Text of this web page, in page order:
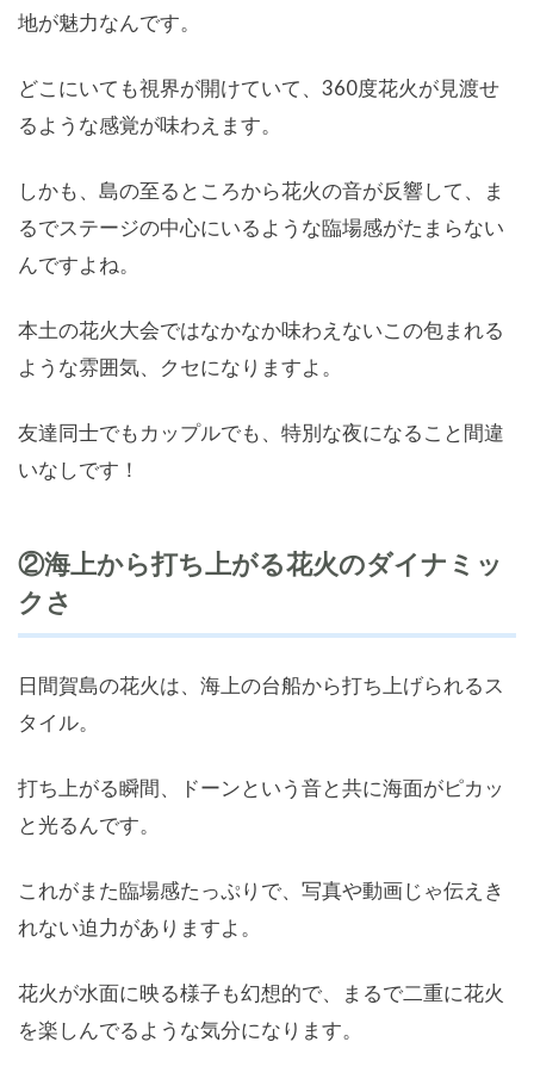
地が魅力なんです。
どこにいても視界が開けていて、360度花火が見渡せ
るような感覚が味わえます。
しかも、島の至るところから花火の音が反響して、ま
るでステージの中心にいるような臨場感がたまらない
んですよね。
本土の花火大会ではなかなか味わえないこの包まれる
ような雰囲気、クセになりますよ。
友達同士でもカップルでも、特別な夜になること間違
いなしです！
②海上から打ち上がる花火のダイナミッ
クさ
日間賀島の花火は、海上の台船から打ち上げられるス
タイル。
打ち上がる瞬間、ドーンという音と共に海面がピカッ
と光るんです。
これがまた臨場感たっぷりで、写真や動画じゃ伝えき
れない迫力がありますよ。
花火が水面に映る様子も幻想的で、まるで二重に花火
を楽しんでるような気分になります。